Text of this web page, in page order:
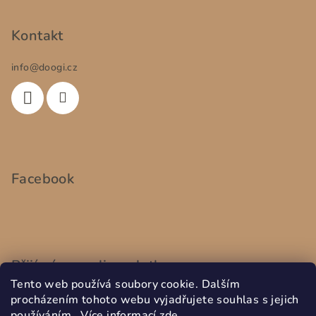
Tento web používá soubory cookie. Dalším
procházením tohoto webu vyjadřujete souhlas s jejich
Kontakt
info@doogi.cz
Facebook
Přijímáme online platby